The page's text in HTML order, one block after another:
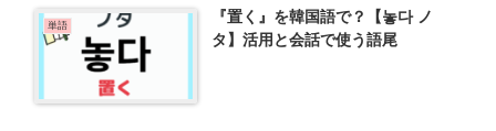
単語
『置く』を韓国語で？【놓다 ノ
タ】活用と会話で使う語尾